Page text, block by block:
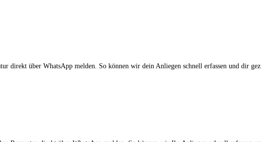
direkt über WhatsApp melden. So können wir dein Anliegen schnell erfassen und dir